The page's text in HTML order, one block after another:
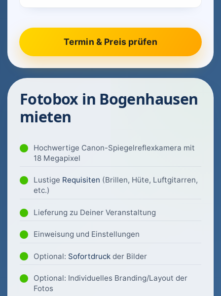
Fotobox in Bogenhausen
mieten
Hochwertige Canon-Spiegelreflexkamera mit
18 Megapixel
Lustige Requisiten (Brillen, Hüte, Luftgitarren,
etc.)
Lieferung zu Deiner Veranstaltung
Einweisung und Einstellungen
Optional: Sofortdruck der Bilder
Optional: Individuelles Branding/Layout der
Fotos